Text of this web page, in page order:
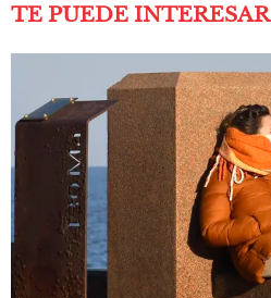
TE PUEDE INTERESAR